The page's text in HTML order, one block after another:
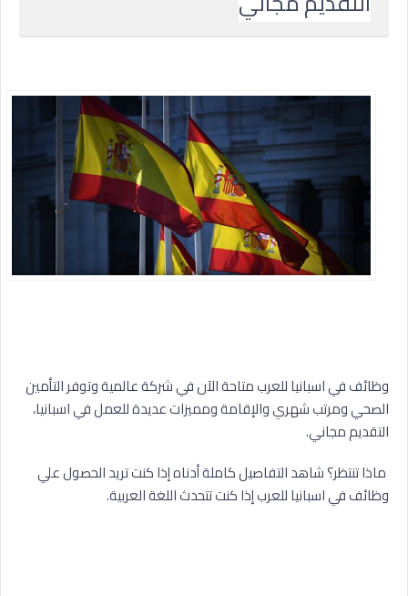
وظائف في اسبانيا للعرب متاحة الآن في شركة عالمية وتوفر التأمين
الصحي ومرتب شهري والإقامة ومميزات عديدة للعمل في اسبانيا،
التقديم مجاني.
ماذا تنتظر؟ شاهد التفاصيل كاملة أدناه إذا كنت تريد الحصول علي
وظائف في اسبانيا للعرب إذا كنت تتحدث اللغة العربية.